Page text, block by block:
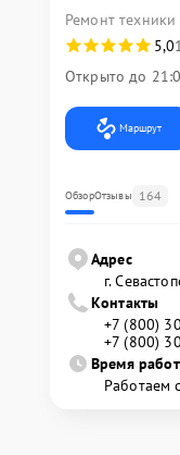
Ремонт техники
5,0
Открыто до
Маршрут
ОбзорОтзывы 164
Адрес
г.
Контакты
+7 (800)
+7 (800)
Время
Работаем